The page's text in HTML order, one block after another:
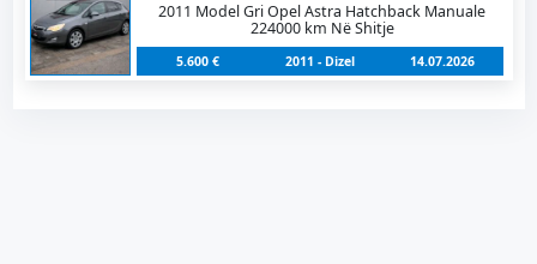
2011 Model Gri Opel Astra Hatchback Manuale
224000 km Në Shitje
5.600 € 2011 - Dizel 14.07.2026